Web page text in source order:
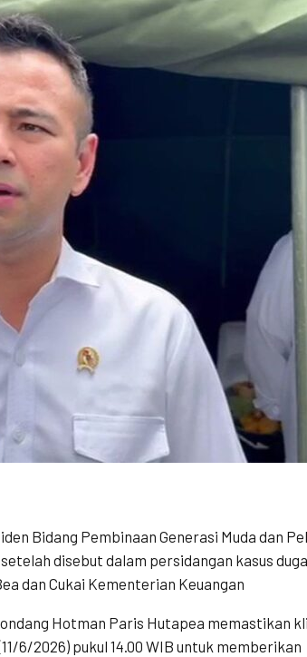
Bidang Pembinaan Generasi Muda dan
disebut dalam persidangan kasus
dan Cukai Kementerian Keuangan
Hotman Paris Hutapea memastikan
6/2026) pukul 14.00 WIB untuk memberikan